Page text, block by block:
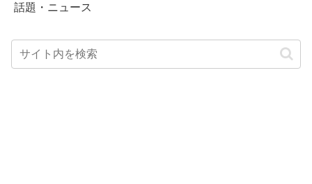
話題・ニュース